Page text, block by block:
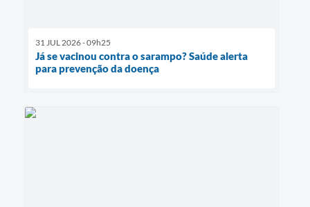
31 JUL 2026 - 09h25
Já se vacinou contra o sarampo? Saúde alerta
para prevenção da doença